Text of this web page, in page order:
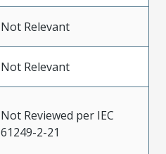
Not Relevant
Not Relevant
Not Reviewed per IEC
61249-2-21